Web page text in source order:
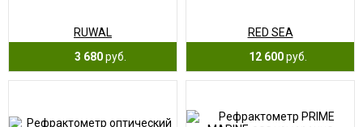
RUWAL
3 680руб.
RED SEA
12 600руб.